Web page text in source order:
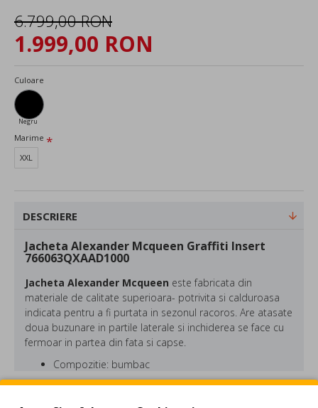
1.999,00 RON
6.799,00 RON
Culoare
Negru
Marime
XXL
DESCRIERE
Jacheta Alexander Mcqueen Graffiti Insert
766063QXAAD1000
Jacheta Alexander Mcqueen este fabricata din
materiale de calitate superioara- potrivita si calduroasa
indicata pentru a fi purtata in sezonul racoros. Are atasate
doua buzunare in partile laterale si inchiderea se face cu
fermoar in partea din fata si capse.
Compozitie: bumbac
Culoare: Negru